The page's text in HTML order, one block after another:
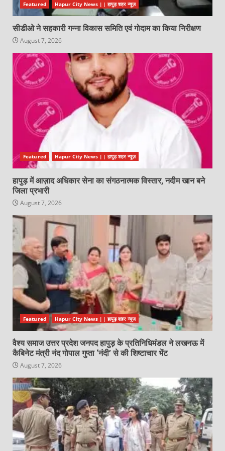
Featured Hapur City News || हापुड़ शहर न्यूज़
सीडीओ ने सहकारी गन्ना विकास समिति एवं गोदाम का किया निरीक्षण
August 7, 2026
Featured Hapur City News || हापुड़ शहर न्यूज़
हापुड़ में आज़ाद अधिकार सेना का संगठनात्मक विस्तार, नदीम खान बने
जिला प्रभारी
August 7, 2026
Featured Hapur City News || हापुड़ शहर न्यूज़
वैश्य समाज उत्तर प्रदेश जनपद हापुड़ के प्रतिनिधिमंडल ने लखनऊ में
कैबिनेट मंत्री नंद गोपाल गुप्ता ‘नंदी’ से की शिष्टाचार भेंट
August 7, 2026